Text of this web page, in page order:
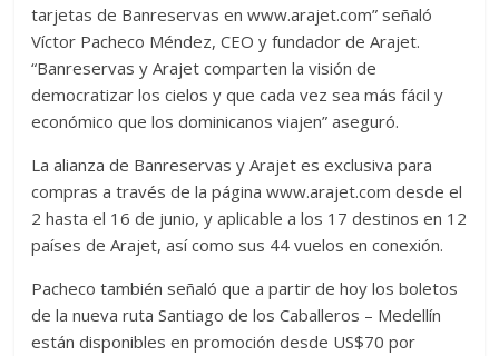
tarjetas de Banreservas en www.arajet.com” señaló
Víctor Pacheco Méndez, CEO y fundador de Arajet.
“Banreservas y Arajet comparten la visión de
democratizar los cielos y que cada vez sea más fácil y
económico que los dominicanos viajen” aseguró.
La alianza de Banreservas y Arajet es exclusiva para
compras a través de la página www.arajet.com desde el
2 hasta el 16 de junio, y aplicable a los 17 destinos en 12
países de Arajet, así como sus 44 vuelos en conexión.
Pacheco también señaló que a partir de hoy los boletos
de la nueva ruta Santiago de los Caballeros – Medellín
están disponibles en promoción desde US$70 por